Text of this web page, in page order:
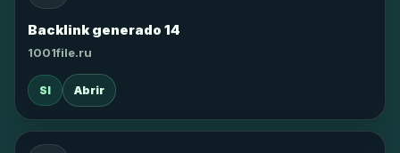
Backlink generado 14
1001file.ru
SI Abrir